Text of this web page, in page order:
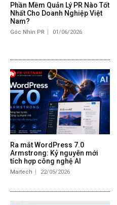
Phần Mềm Quản Lý PR Nào Tốt
Nhất Cho Doanh Nghiệp Việt
Nam?
Góc Nhìn PR 01/06/2026
Ra mắt WordPress 7.0
Armstrong: Kỷ nguyên mới
tích hợp công nghệ AI
Martech 22/05/2026